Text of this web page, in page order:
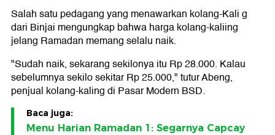
Salah satu pedagang yang menawarkan kolang-Kali g
dari Binjai mengungkap bahwa harga kolang-kaliing
jelang Ramadan memang selalu naik.
"Sudah naik, sekarang sekilonya itu Rp 28.000. Kalau
sebelumnya sekilo sekitar Rp 25.000," tutur Abeng,
penjual kolang-kaling di Pasar Modern BSD.
Baca juga:
Menu Harian Ramadan 1: Segarnya Capcay